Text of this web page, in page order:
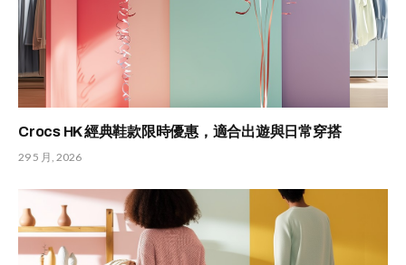
Crocs HK 經典鞋款限時優惠，適合出遊與日常穿搭
29 5 月, 2026